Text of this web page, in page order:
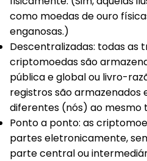
como moedas de ouro
enganosas.)
Descentralizadas: todas as
criptomoedas são
pública e global ou livro-
registros são armazenados
diferentes (nós) ao mesmo
Ponto a ponto: as
partes eletronicamente,
parte central ou